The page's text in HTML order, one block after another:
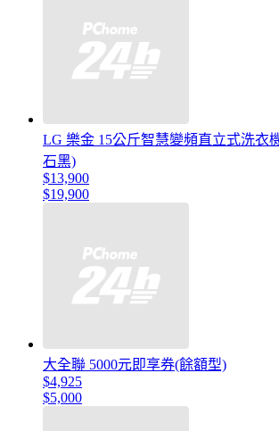
LG 樂金 15公斤智慧變頻直立式洗衣
石黑)
$13,900
$19,900
大全聯 5000元即享券(餘額型)
$4,925
$5,000